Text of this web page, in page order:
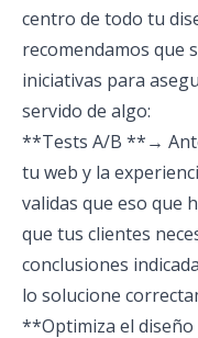
centro de todo tu
recomendamos que
iniciativas para
servido de algo:
**Tests A/B **→
tu web y la
validas que eso que
que tus clientes
conclusiones
lo solucione
**Optimiza el